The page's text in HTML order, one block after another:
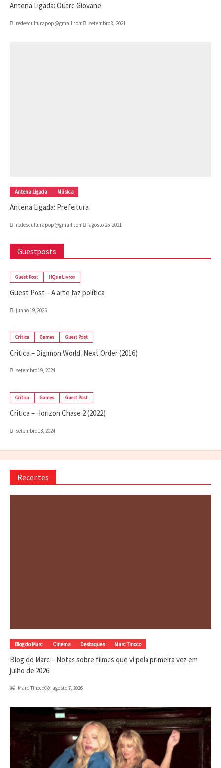
Antena Ligada: Outro Giovane
redesculturapop@gmail.com setembro 8, 2021
Antena Ligada Música
Antena Ligada: Prefeitura
redesculturapop@gmail.com agosto 25, 2021
Guestposts
Guest Post HQs e Livros
Guest Post – A arte faz política
junho 19, 2025
Crítica Games Guest Post
Crítica – Digimon World: Next Order (2016)
setembro 19, 2024
Crítica Games Guest Post
Crítica – Horizon Chase 2 (2022)
setembro 13, 2024
Recentes
Blog do Marc Cinema Destaques Marc Tinoco
Blog do Marc – Notas sobre filmes que vi pela primeira vez em
julho de 2026
Marc Tinoco agosto 7, 2026